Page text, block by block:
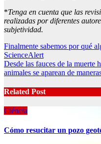
*Tenga en cuenta que las
realizadas por diferentes
subjetividad.
Post
navigation
Finalmente sabemos por qué
ScienceAlert
Desde las fauces de la muerte
animales se aparean de
Related Post
Ciéncia
Cómo resucitar un pozo